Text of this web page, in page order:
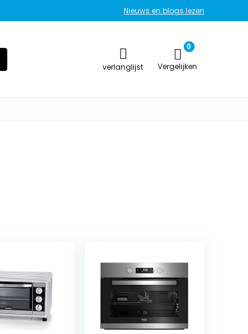
Nieuws en blogs lezen
verlanglijst
0
Vergelijken